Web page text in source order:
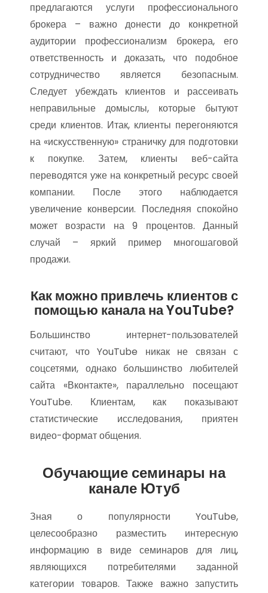
предлагаются услуги профессионального
брокера – важно донести до конкретной
аудитории профессионализм брокера, его
ответственность и доказать, что подобное
сотрудничество является безопасным.
Следует убеждать клиентов и рассеивать
неправильные домыслы, которые бытуют
среди клиентов. Итак, клиенты перегоняются
на «искусственную» страничку для подготовки
к покупке. Затем, клиенты веб-сайта
переводятся уже на конкретный ресурс своей
компании. После этого наблюдается
увеличение конверсии. Последняя спокойно
может возрасти на 9 процентов. Данный
случай – яркий пример многошаговой
продажи.
Как можно привлечь клиентов с
помощью канала на YouTube?
Большинство интернет-пользователей
считают, что YouTube никак не связан с
соцсетями, однако большинство любителей
сайта «Вконтакте», параллельно посещают
YouTube. Клиентам, как показывают
статистические исследования, приятен
видео-формат общения.
Обучающие семинары на
канале Ютуб
Зная о популярности YouTube,
целесообразно разместить интересную
информацию в виде семинаров для лиц,
являющихся потребителями заданной
категории товаров. Также важно запустить